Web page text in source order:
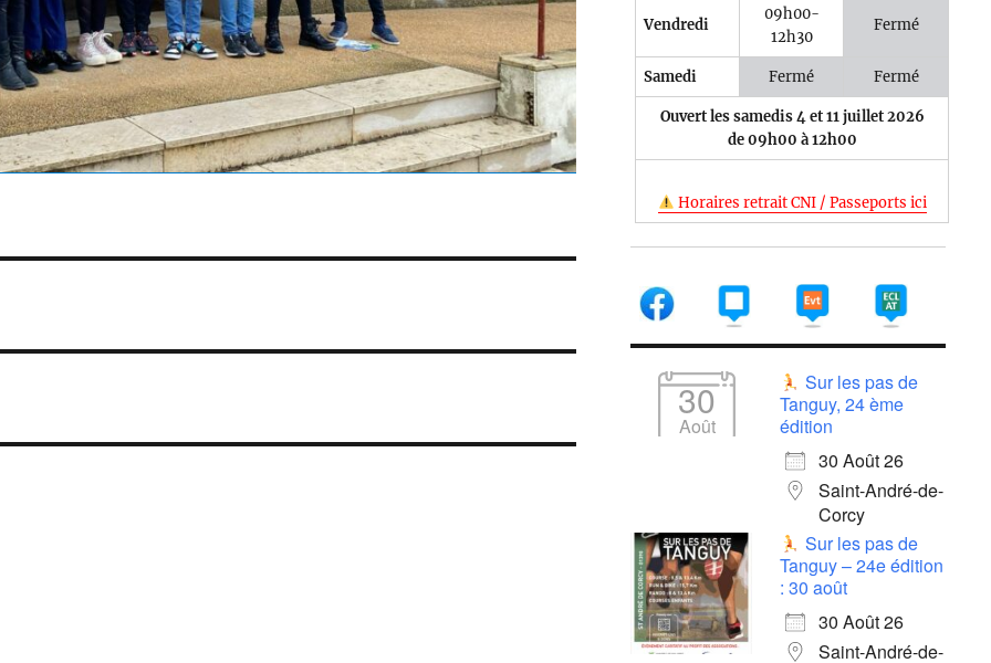
Vendredi
09h00-
12h30
Fermé
Samedi Fermé Fermé
Ouvert les samedis 4 et 11 juillet 2026
de 09h00 à 12h00
Horaires retrait CNI / Passeports ici
30
Août
Sur les pas de
Tanguy, 24 ème
édition
30 Août 26
Saint-André-de-
Corcy
Sur les pas de
Tanguy – 24e édition
: 30 août
30 Août 26
Saint-André-de-